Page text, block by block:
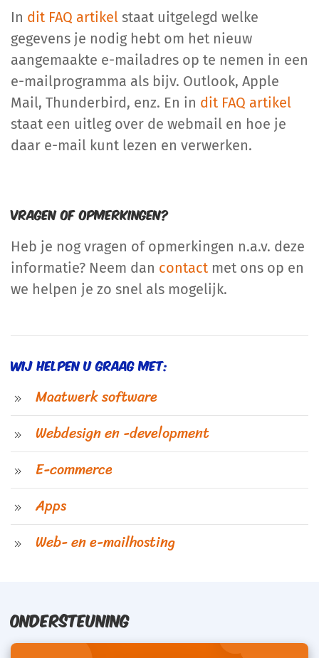
In dit FAQ artikel staat uitgelegd welke
gegevens je nodig hebt om het nieuw
aangemaakte e-mailadres op te nemen in een
e-mailprogramma als bijv. Outlook, Apple
Mail, Thunderbird, enz. En in dit FAQ artikel
staat een uitleg over de webmail en hoe je
daar e-mail kunt lezen en verwerken.
Vragen of opmerkingen?
Heb je nog vragen of opmerkingen n.a.v. deze
informatie? Neem dan contact met ons op en
we helpen je zo snel als mogelijk.
Wij helpen u graag met:
Maatwerk software
Webdesign en -development
E-commerce
Apps
Web- en e-mailhosting
Ondersteuning